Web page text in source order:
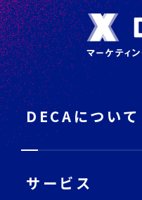
フ
ッ
タ
ー
サ
イ
ト
内
DECAについて
サービス